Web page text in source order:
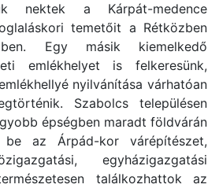
nektek a Kárpát-medence
temetőit a Rétközben
Egy másik kiemelkedő
emlékhelyet is felkeresünk,
nyilvánítása várhatóan
Szabolcs településen
épségben maradt földvárán
be az Árpád-kor várépítészet,
egyházigazgatási
találkozhattok az